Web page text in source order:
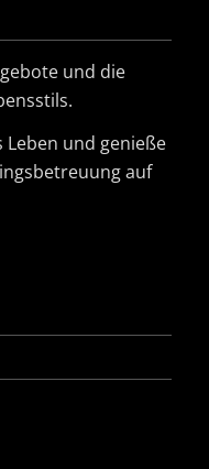
und die
und genieße
auf